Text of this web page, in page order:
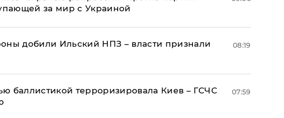
за мир с Украиной
добили Ильский НПЗ – власти признали
08:19
баллистикой терроризировала Киев – ГСЧС
07:59